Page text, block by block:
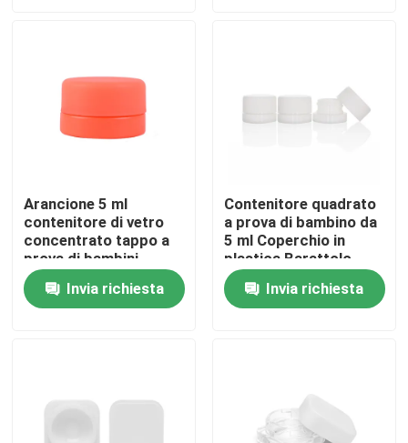
Circa noi
Giro della fabbrica
Controllo di qualità
Contattici
Barattoli di vetro del concentrato
Arancione 5 ml
contenitore di vetro
concentrato tappo a
prova di bambini
Arancione barattolo di
vetro opacoInvia richiesta
Contenitore quadrato
a prova di bambino da
5 ml Coperchio in
plastica Barattolo
concentrato in vetro
da 5 mlInvia richiesta